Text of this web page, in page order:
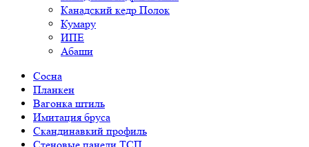
Канадский кедр Полок
Кумару
ИПЕ
Абаши
Сосна
Планкен
Вагонка штиль
Имитация бруса
Скандинавкий профиль